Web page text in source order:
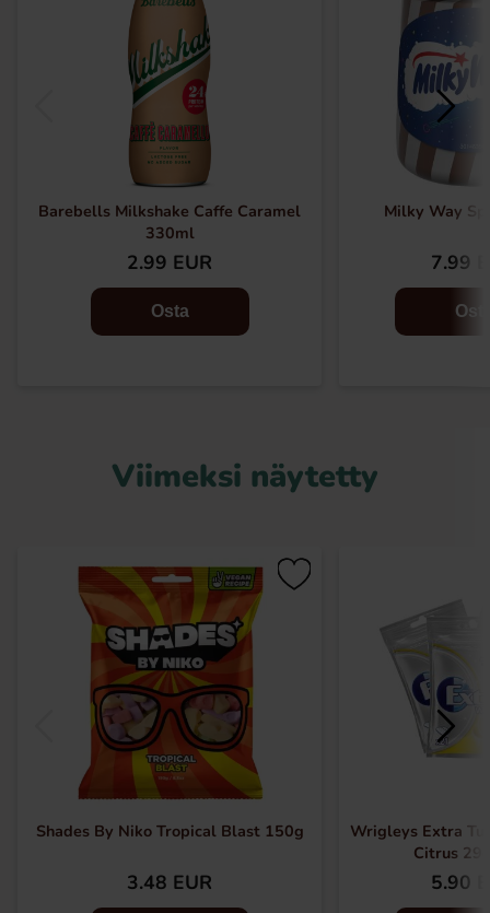
Barebells Milkshake Caffe Caramel
330ml
2.99 EUR
Osta
Milky Way
7.99
Viimeksi näytetty
Shades By Niko Tropical Blast 150g
3.48 EUR
Wrigleys Extra
Citrus
5.90